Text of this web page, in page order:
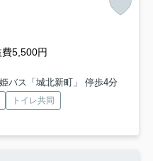
5,500円
バス「城北新町」 停歩4分
トイレ共同